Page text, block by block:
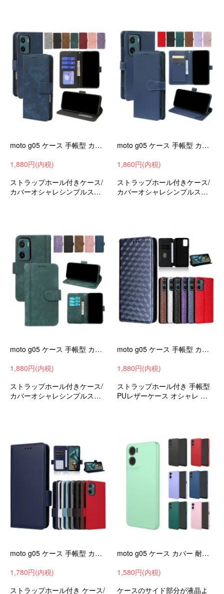
moto g05 ケース 手帳型 カバー PUレザー 手帳型PUレザーケース スタンド機能 カード収納 シンプル Motorola モトローラ モト Moto G05
1,880円(内税)
ストラップホール付きケース/
カバーオシャレシンプルスリ
moto g05 ケース 手帳型 カバー PUレザー 手帳型PUレザーケース スタンド機能 カード収納 シンプル Motorola モトローラ モト Moto G05
1,860円(内税)
ストラップホール付きケース/
カバーオシャレシンプルスリ
moto g05 ケース 手帳型 カバー PUレザー 手帳型PUレザーケース スタンド機能 カード収納 シンプル Motorola モトローラ モト Moto G05
1,880円(内税)
ストラップホール付きケース/
カバーオシャレシンプルスリ
moto g05 ケース 手帳型 カバー 手帳型PUレザーケース 幾何学模様 スタンド機能 カード収納 ストラップ穴 Motorola モトローラ モト Moto G05 おすすめ
1,880円(内税)
ストラップホール付き 手帳型
PUレザーケース オシャレ シ
moto g05 ケース 手帳型 カバー PUレザー 手帳型PUレザーケース スタンド機能 カード収納 ストラップ付き Motorola モトローラ モト Moto G05
1,780円(内税)
ストラップホール付き ケース/
moto g05 ケース カバー 耐衝撃 TPU ソフトケース ストラップ穴 シンプル 可愛い お洒落 Motorola モトローラ モト Moto G05 アンドロイド
1,580円(内税)
ケースのサイド部分が液晶よ